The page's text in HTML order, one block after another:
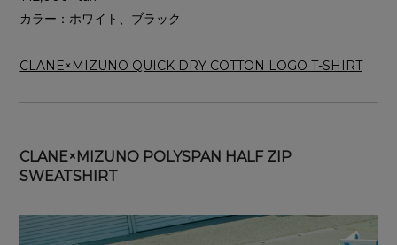
カラー：ホワイト、ブラック
CLANE×MIZUNO QUICK DRY COTTON LOGO T-SHIRT
CLANE×MIZUNO POLYSPAN HALF ZIP
SWEATSHIRT